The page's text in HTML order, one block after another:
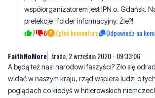
FaithNoMore środa, 2 września 2020 - 09:33:06
A będą też nasi narodowi faszyści? Zło się
poglądach co kiedyś w hitlerowskich
7 7 Zgłoś komentarz Odpowiedz na komentarz
Hans środa, 2 września 2020 - 09:40:03